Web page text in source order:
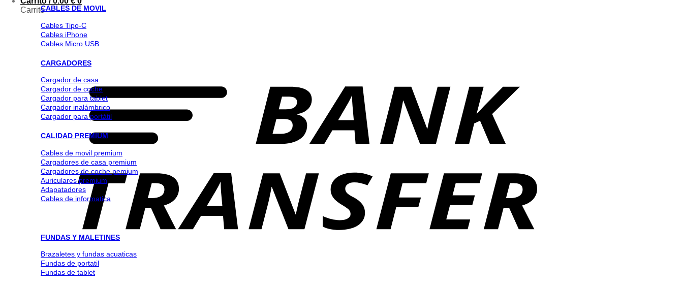
CarritoCABLES DE MOVIL
Cables Tipo-C
Cables iPhone
Cables Micro USB
CARGADORES
Cargador de casa
Cargador de coche
Cargador para tablet
Cargador inalámbrico
Cargador para portátil
CALIDAD PREMIUM
Cables de movil premium
Cargadores de casa premium
Cargadores de coche pemium
Auriculares premium
Adapatadores
Cables de informatica
FUNDAS Y MALETINES
Brazaletes y fundas acuaticas
Fundas de portatil
Fundas de tablet